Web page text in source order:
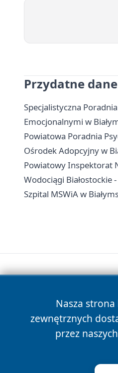
Przydatne
Specjalistyczna
Emocjonalnymi w
Powiatowa Poradnia
Ośrodek Adopcyjny w
Powiatowy Inspektorat
Wodociągi Białostockie
Szpital MSWiA w
Nasza
zewnętrznych
przez